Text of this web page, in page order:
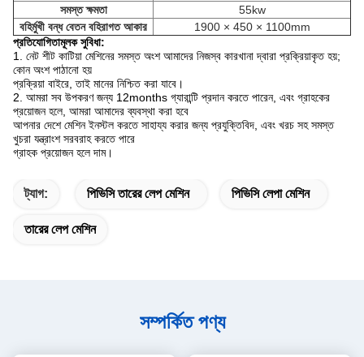
সমস্ত ক্ষমতা
55kw
বহির্মুখী বন্ধ বেতন বহিরাগত আকার
1900 × 450 × 1100mm
প্রতিযোগিতামূলক সুবিধা:
1. নেট শীট কাটিয়া মেশিনের সমস্ত অংশ আমাদের নিজস্ব কারখানা দ্বারা প্রক্রিয়াকৃত হয়;
কোন অংশ পাঠানো হয়
প্রক্রিয়া বাইরে, তাই মানের নিশ্চিত করা যাবে।
2. আমরা সব উপকরণ জন্য 12months গ্যারান্টি প্রদান করতে পারেন, এবং গ্রাহকের
প্রয়োজন হলে, আমরা আমাদের ব্যবস্থা করা হবে
আপনার দেশে মেশিন ইনস্টল করতে সাহায্য করার জন্য প্রযুক্তিবিদ, এবং খরচ সহ সমস্ত
খুচরা যন্ত্রাংশ সরবরাহ করতে পারে
গ্রাহক প্রয়োজন হলে দাম।
ট্যাগ: পিভিসি তারের লেপ মেশিন পিভিসি লেপা মেশিন
তারের লেপ মেশিন
সম্পর্কিত পণ্য